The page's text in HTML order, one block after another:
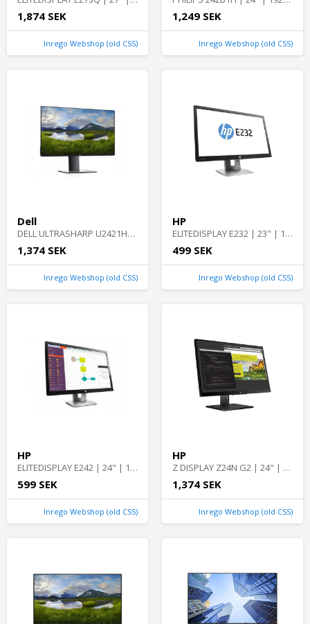
1,874 SEK
Inrego Webshop (old CSS)
1,249 SEK
Inrego Webshop (old CSS)
Dell
DELL ULTRASHARP U2421HE | 23.8" | 1920 x 1080 | Bra skick | Dell
1,374 SEK
Inrego Webshop (old CSS)
HP
ELITEDISPLAY E232 | 23" | 1920 x 1080 | Bra skick | HP
499 SEK
Inrego Webshop (old CSS)
HP
ELITEDISPLAY E242 | 24" | 1920 x 1200 | Bra skick | HP
599 SEK
Inrego Webshop (old CSS)
HP
Z DISPLAY Z24N G2 | 24" | 1920 x 1200 | Bra skick | HP
1,374 SEK
Inrego Webshop (old CSS)